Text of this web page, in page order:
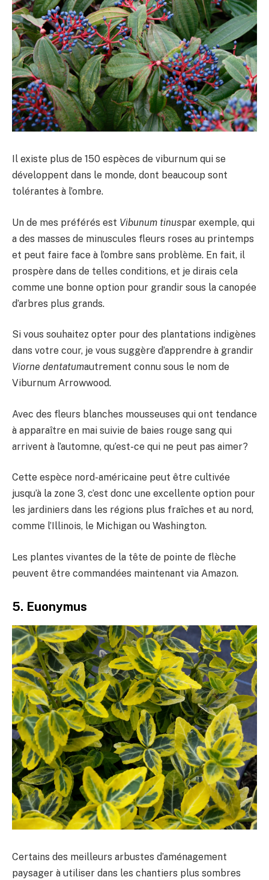
Il existe plus de 150 espèces de viburnum qui se
développent dans le monde, dont beaucoup sont
tolérantes à l’ombre.
Un de mes préférés est Vibunum tinuspar exemple, qui
a des masses de minuscules fleurs roses au printemps
et peut faire face à l’ombre sans problème. En fait, il
prospère dans de telles conditions, et je dirais cela
comme une bonne option pour grandir sous la canopée
d’arbres plus grands.
Si vous souhaitez opter pour des plantations indigènes
dans votre cour, je vous suggère d’apprendre à grandir
Viorne dentatumautrement connu sous le nom de
Viburnum Arrowwood.
Avec des fleurs blanches mousseuses qui ont tendance
à apparaître en mai suivie de baies rouge sang qui
arrivent à l’automne, qu’est-ce qui ne peut pas aimer?
Cette espèce nord-américaine peut être cultivée
jusqu’à la zone 3, c’est donc une excellente option pour
les jardiniers dans les régions plus fraîches et au nord,
comme l’Illinois, le Michigan ou Washington.
Les plantes vivantes de la tête de pointe de flèche
peuvent être commandées maintenant via Amazon.
5. Euonymus
Certains des meilleurs arbustes d’aménagement
paysager à utiliser dans les chantiers plus sombres